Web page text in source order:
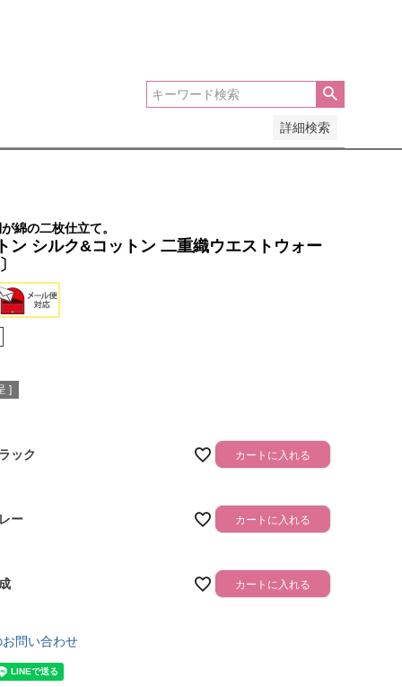
詳細検索
綿の二枚仕立て。
ン シルク&コットン 二重織ウエストウォー
]
ック カートに入れる
ー カートに入れる
カートに入れる
問い合わせ